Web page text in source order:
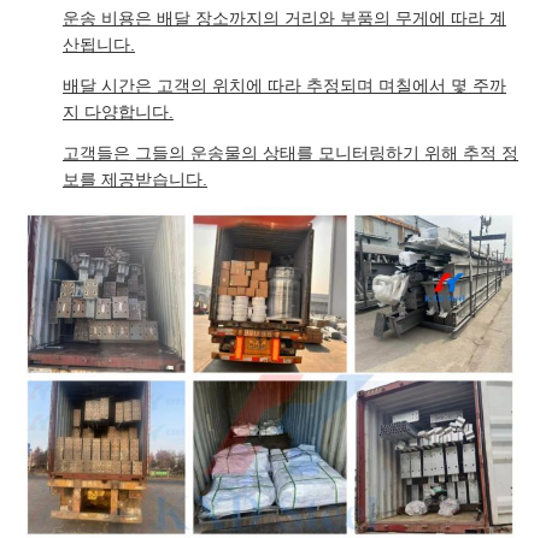
운송 비용은 배달 장소까지의 거리와 부품의 무게에 따라 계
산됩니다.
배달 시간은 고객의 위치에 따라 추정되며 며칠에서 몇 주까
지 다양합니다.
고객들은 그들의 운송물의 상태를 모니터링하기 위해 추적 정
보를 제공받습니다.